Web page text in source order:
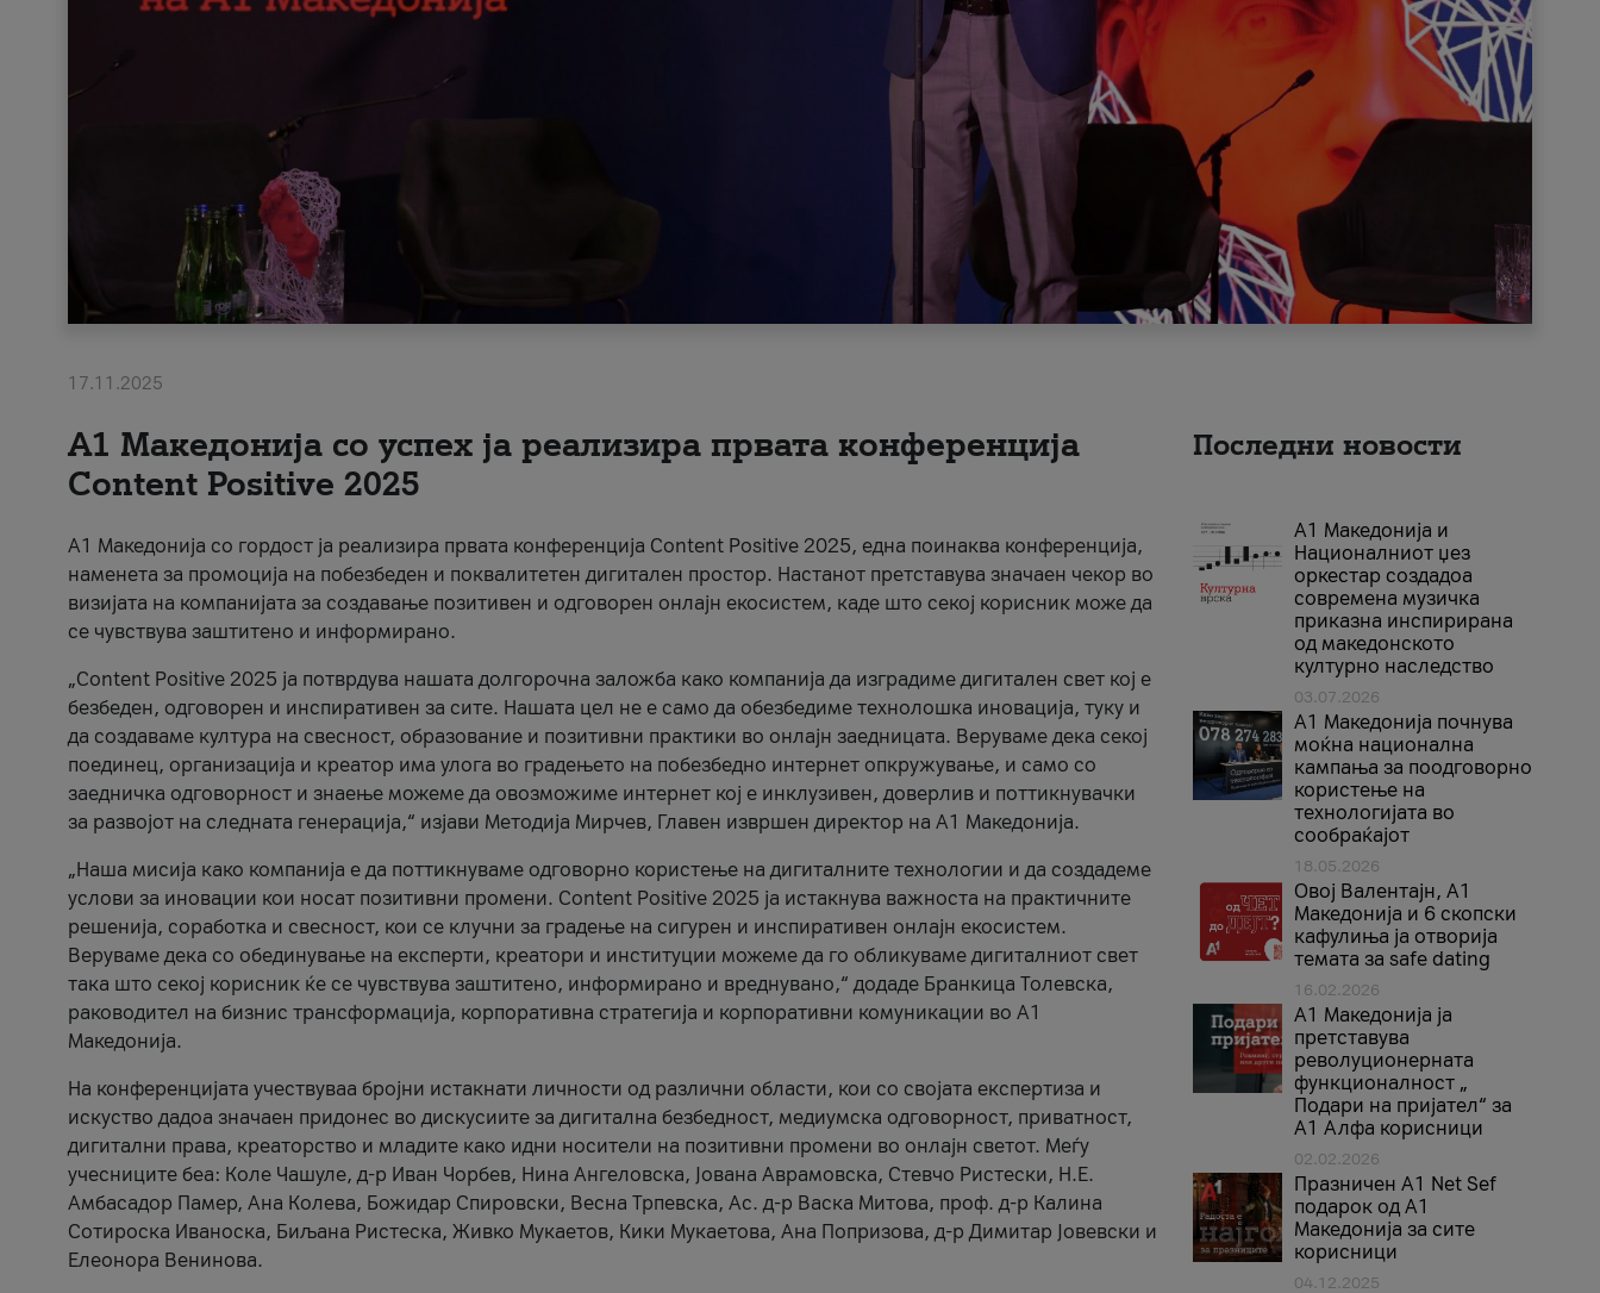
17.11.2025
А1 Македонија со успех ја реализира првата конференција
Content Positive 2025
А1 Македонија со гордост ја реализира првата конференција Content Positive 2025, една поинаква конференција,
наменета за промоција на побезбеден и поквалитетен дигитален простор. Настанот претставува значаен чекор во
визијата на компанијата за создавање позитивен и одговорен онлајн екосистем, каде што секој корисник може да
се чувствува заштитено и информирано.
„Content Positive 2025 ја потврдува нашата долгорочна заложба како компанија да изградиме дигитален свет кој е
безбеден, одговорен и инспиративен за сите. Нашата цел не е само да обезбедиме технолошка иновација, туку и
да создаваме култура на свесност, образование и позитивни практики во онлајн заедницата. Веруваме дека секој
поединец, организација и креатор има улога во градењето на побезбедно интернет опкружување, и само со
заедничка одговорност и знаење можеме да овозможиме интернет кој е инклузивен, доверлив и поттикнувачки
за развојот на следната генерација,“ изјави Методија Мирчев, Главен извршен директор на А1 Македонија.
„Наша мисија како компанија е да поттикнуваме одговорно користење на дигиталните технологии и да создадеме
услови за иновации кои носат позитивни промени. Content Positive 2025 ја истакнува важноста на практичните
решенија, соработка и свесност, кои се клучни за градење на сигурен и инспиративен онлајн екосистем.
Веруваме дека со обединување на експерти, креатори и институции можеме да го обликуваме дигиталниот свет
така што секој корисник ќе се чувствува заштитено, информирано и вреднувано,“ додаде Бранкица Толевска,
раководител на бизнис трансформација, корпоративна стратегија и корпоративни комуникации во А1
Македонија.
На конференцијата учествуваа бројни истакнати личности од различни области, кои со својата експертиза и
искуство дадоа значаен придонес во дискусиите за дигитална безбедност, медиумска одговорност, приватност,
дигитални права, креаторство и младите како идни носители на позитивни промени во онлајн светот. Меѓу
учесниците беа: Коле Чашуле, д-р Иван Чорбев, Нина Ангеловска, Јована Аврамовска, Стевчо Ристески, Н.Е.
Амбасадор Памер, Ана Колева, Божидар Спировски, Весна Трпевска, Ас. д-р Васка Митова, проф. д-р Калина
Сотироска Иваноска, Биљана Ристеска, Живко Мукаетов, Кики Мукаетова, Ана Попризова, д-р Димитар Јовевски и
Елеонора Венинова.
Последни новости
А1 Македонија и
Националниот џез
оркестар создадоа
современа музичка
приказна инспирирана
од македонското
културно наследство
03.07.2026
A1 Македонија почнува
моќна национална
кампања за поодговорно
користење на
технологијата во
сообраќајот
18.05.2026
Овој Валентајн, A1
Македонија и 6 скопски
кафулиња ја отворија
темата за safe dating
16.02.2026
А1 Македонија ја
претставува
револуционерната
функционалност „
Подари на пријател“ за
А1 Алфа корисници
02.02.2026
Празничен A1 Net Sеf
подарок од А1
Македонија за сите
корисници
04.12.2025